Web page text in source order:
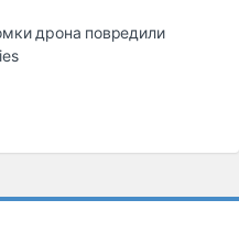
дрона повредили